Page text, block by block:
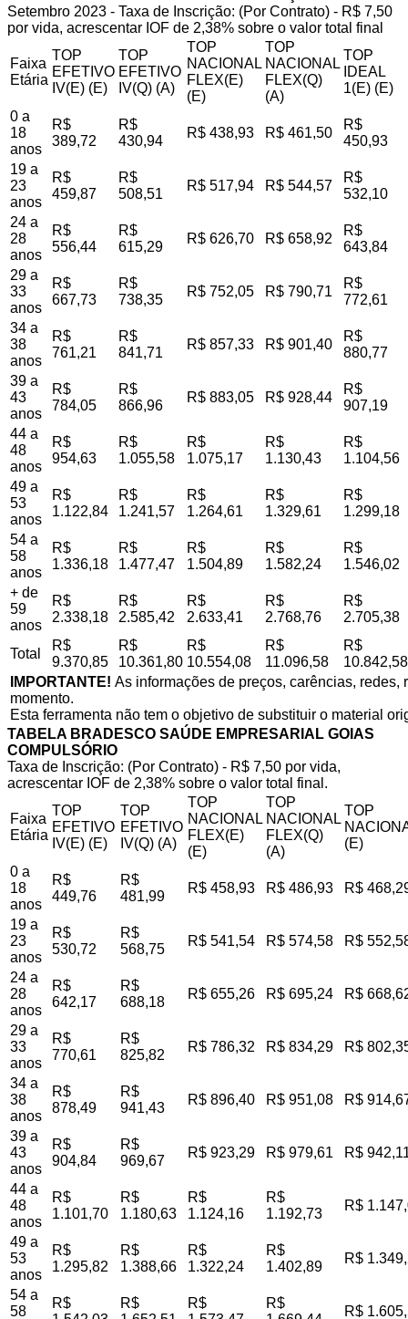
Setembro 2023 - Taxa de Inscrição: (Por Contrato) - R$ 7,50
por vida, acrescentar IOF de 2,38% sobre o valor total final
Faixa
Etária
TOP
EFETIVO
IV(E) (E)
TOP
EFETIVO
IV(Q) (A)
TOP
NACIONAL
FLEX(E)
(E)
TOP
NACIONAL
FLEX(Q)
(A)
TOP
IDEAL
1(E) (E)
0 a
18
anos
R$
389,72
R$
430,94
R$ 438,93 R$ 461,50
R$
450,93
19 a
23
anos
R$
459,87
R$
508,51
R$ 517,94 R$ 544,57
R$
532,10
24 a
28
anos
R$
556,44
R$
615,29
R$ 626,70 R$ 658,92
R$
643,84
29 a
33
anos
R$
667,73
R$
738,35
R$ 752,05 R$ 790,71
R$
772,61
34 a
38
anos
R$
761,21
R$
841,71
R$ 857,33 R$ 901,40
R$
880,77
39 a
43
anos
R$
784,05
R$
866,96
R$ 883,05 R$ 928,44
R$
907,19
44 a
48
anos
R$
954,63
R$
1.055,58
R$
1.075,17
R$
1.130,43
R$
1.104,56
49 a
53
anos
R$
1.122,84
R$
1.241,57
R$
1.264,61
R$
1.329,61
R$
1.299,18
54 a
58
anos
R$
1.336,18
R$
1.477,47
R$
1.504,89
R$
1.582,24
R$
1.546,02
+ de
59
anos
R$
2.338,18
R$
2.585,42
R$
2.633,41
R$
2.768,76
R$
2.705,38
Total
R$
9.370,85
R$
10.361,80
R$
10.554,08
R$
11.096,58
R$
10.842,58
IMPORTANTE! As informações de preços, carências,
momento.
Esta ferramenta não tem o objetivo de substituir o material
TABELA BRADESCO SAÚDE EMPRESARIAL GOIAS
COMPULSÓRIO
Taxa de Inscrição: (Por Contrato) - R$ 7,50 por vida,
acrescentar IOF de 2,38% sobre o valor total final.
Faixa
Etária
TOP
EFETIVO
IV(E) (E)
TOP
EFETIVO
IV(Q) (A)
TOP
NACIONAL
FLEX(E)
(E)
TOP
NACIONAL
FLEX(Q)
(A)
TOP
(E)
0 a
18
anos
R$
449,76
R$
481,99
R$ 458,93 R$ 486,93 R$
19 a
23
anos
R$
530,72
R$
568,75
R$ 541,54 R$ 574,58 R$
24 a
28
anos
R$
642,17
R$
688,18
R$ 655,26 R$ 695,24 R$
29 a
33
anos
R$
770,61
R$
825,82
R$ 786,32 R$ 834,29 R$
34 a
38
anos
R$
878,49
R$
941,43
R$ 896,40 R$ 951,08 R$
39 a
43
anos
R$
904,84
R$
969,67
R$ 923,29 R$ 979,61 R$
44 a
48
anos
R$
1.101,70
R$
1.180,63
R$
1.124,16
R$
1.192,73
R$
49 a
53
anos
R$
1.295,82
R$
1.388,66
R$
1.322,24
R$
1.402,89
R$
54 a
58
R$
R$
R$
R$
R$